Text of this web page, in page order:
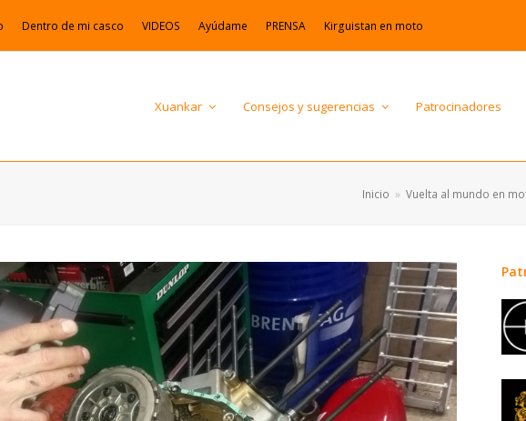
Dentro de mi casco VIDEOS Ayúdame PRENSA Kirguistan en moto
Xuankar Consejos y sugerencias Patrocinadores
Inicio » Vuelta al mundo en